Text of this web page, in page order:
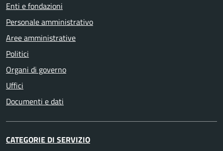
Enti e fondazioni
Personale amministrativo
Aree amministrative
Politici
Organi di governo
Uffici
Documenti e dati
CATEGORIE DI SERVIZIO